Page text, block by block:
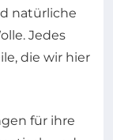
natürliche
Jedes
die wir hier